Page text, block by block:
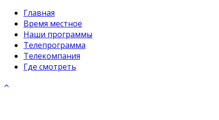
Главная
Время местное
Наши программы
Телепрограмма
Телекомпания
Где смотреть